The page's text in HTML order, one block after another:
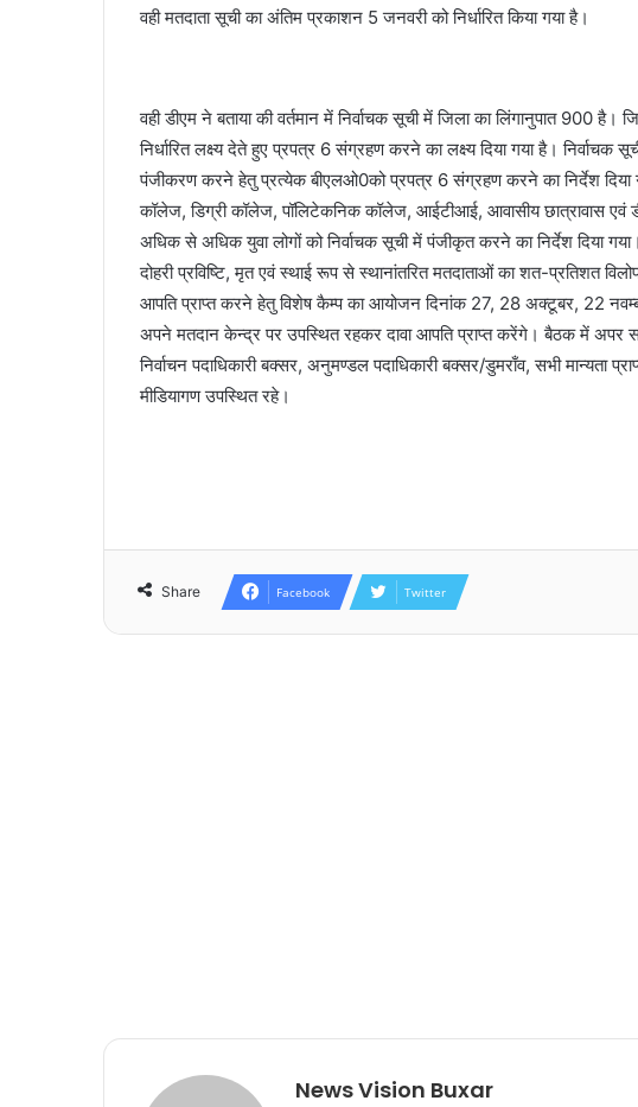
वही मतदाता सूची का अंतिम प्रकाशन 5 जनवरी को निर्धारित किया गया है।
वही डीएम ने बताया की वर्तमान में निर्वाचक सूची में जिला का लिंगानुपात 900 है।
निर्धारित लक्ष्य देते हुए प्रपत्र 6 संग्रहण करने का लक्ष्य दिया गया है।
पंजीकरण करने हेतु प्रत्येक बीएलओ0को प्रपत्र 6 संग्रहण करने का निर्देश दिया
कॉलेज, डिग्री कॉलेज, पॉलिटेकनिक कॉलेज, आईटीआई, आवासीय छात्रावास
अधिक से अधिक युवा लोगों को निर्वाचक सूची में पंजीकृत करने का निर्देश दिया गया।
दोहरी प्रविष्टि, मृत एवं स्थाई रूप से स्थानांतरित मतदाताओं का शत-प्रतिशत
आपति प्राप्त करने हेतु विशेष कैम्प का आयोजन दिनांक 27, 28 अक्टूबर, 22
अपने मतदान केन्द्र पर उपस्थित रहकर दावा आपति प्राप्त करेंगे। बैठक में अपर
निर्वाचन पदाधिकारी बक्सर, अनुमण्डल पदाधिकारी बक्सर/डुमराँव, सभी मान्यता
मीडियागण उपस्थित रहे।
Share Facebook Twitter
News Vision Buxar